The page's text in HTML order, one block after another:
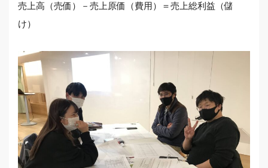
売上高（売価）－売上原価（費用）＝売上総利益（儲
け）